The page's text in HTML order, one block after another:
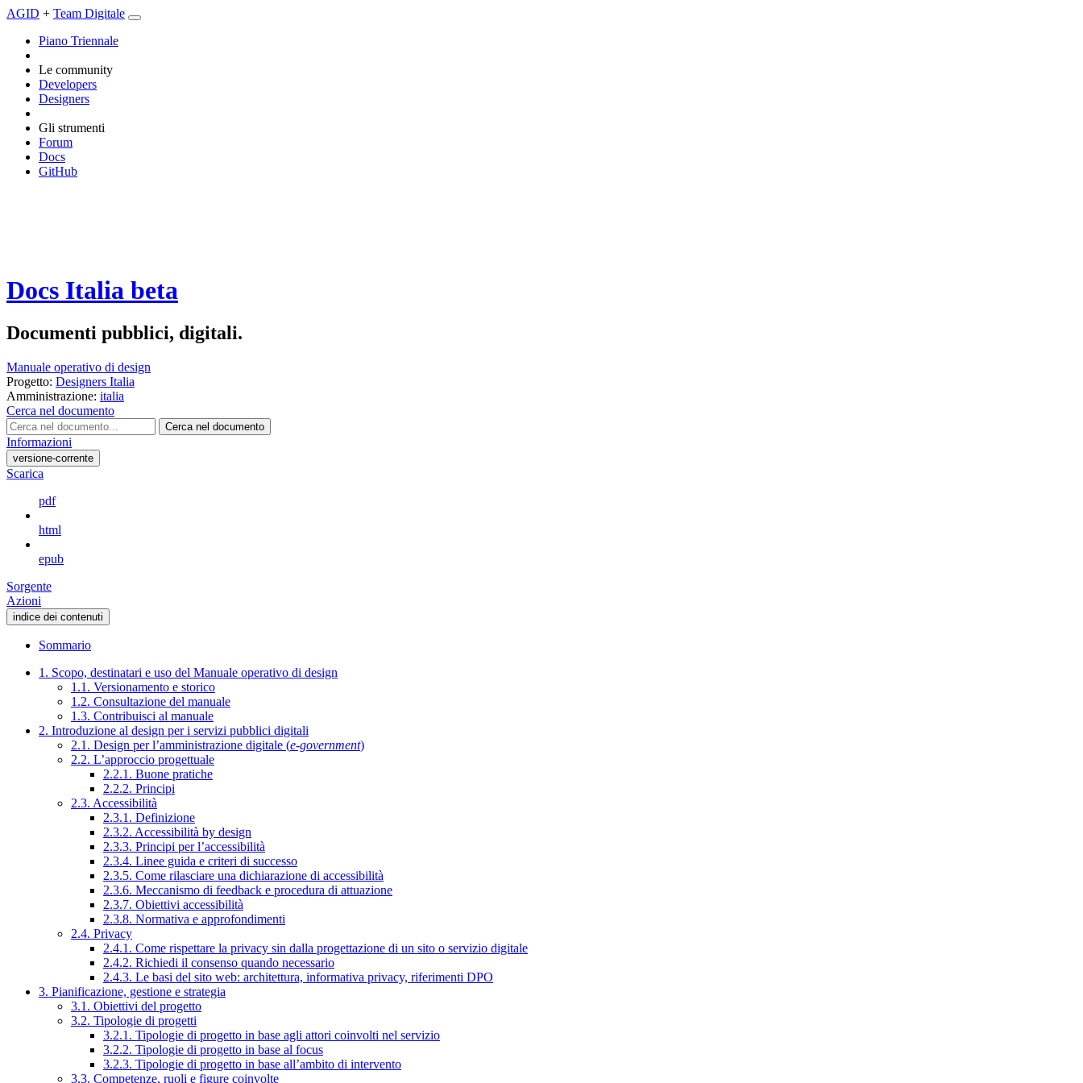
AGID + Team Digitale
Piano Triennale
Le community
Developers
Designers
Gli strumenti
Forum
Docs
GitHub
Docs Italia beta
Documenti pubblici, digitali.
Manuale operativo di design
Progetto: Designers Italia
Amministrazione: italia
Cerca nel documento
Cerca nel documento
Informazioni
versione-corrente
Scarica
pdf
html
epub
Sorgente
Azioni
indice dei contenuti
Sommario
1. Scopo, destinatari e uso del Manuale operativo di design
1.1. Versionamento e storico
1.2. Consultazione del manuale
1.3. Contribuisci al manuale
2. Introduzione al design per i servizi pubblici digitali
2.1. Design per l’amministrazione digitale (e-government)
2.2. L’approccio progettuale
2.2.1. Buone pratiche
2.2.2. Principi
2.3. Accessibilità
2.3.1. Definizione
2.3.2. Accessibilità by design
2.3.3. Principi per l’accessibilità
2.3.4. Linee guida e criteri di successo
2.3.5. Come rilasciare una dichiarazione di accessibilità
2.3.6. Meccanismo di feedback e procedura di attuazione
2.3.7. Obiettivi accessibilità
2.3.8. Normativa e approfondimenti
2.4. Privacy
2.4.1. Come rispettare la privacy sin dalla progettazione di un sito o servizio digitale
2.4.2. Richiedi il consenso quando necessario
2.4.3. Le basi del sito web: architettura, informativa privacy, riferimenti DPO
3. Pianificazione, gestione e strategia
3.1. Obiettivi del progetto
3.2. Tipologie di progetti
3.2.1. Tipologie di progetto in base agli attori coinvolti nel servizio
3.2.2. Tipologie di progetto in base al focus
3.2.3. Tipologie di progetto in base all’ambito di intervento
3.3. Competenze, ruoli e figure coinvolte